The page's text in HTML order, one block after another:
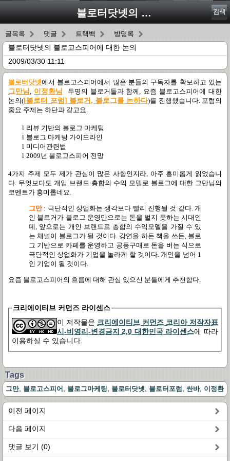
블로터닷넷의 블로고스피어에 대한 논의 검색
글목록 댓글 트랙백 방명록
블로터닷넷의 블로고스피어에 대한 논의
2009/03/30 11:11
블로터닷넷에서 블로고스피어에서 많은 분들의 구독자를 확보하고 있는
그만님, 이정환님 두명의 블로거들과 함께, 요즘 블로고스피어에 대한
논의([블로터 포럼] 블로거, 블로그를 논하다)를 진행했습니다. 포럼의
중요 주제는 하단과 같고요.
l 리뷰 기반의 블로그 마케팅
l 블로그 마케팅 가이드라인
l 미디어관련법
l 2009년 블로고스피어 전망
4가지 주제 모두 제가 관심이 많은 사항인지라, 아주 흥미롭게 읽었습니
다. 무엇보다도 개입 브랜드 총합의 수익 모델로 블로그에 대한 그만님의
코멘트가 흥미롭네요.
그만: 극단적인 상업화는 생각보다 빨리 진행될 것 같다.개
인 블로거가 블로그 운영만으로는 돈을 벌지 못하는 시대인
데, 앞으로는 개인 브랜드로 총합의 수익모델을 가질 수 있
는 채널이 블로그가 될 것이다. 강연을 하든 책을 쓰든, 블로
그 기반으로 카페를 운영하고 공동구매로 돈을 버는 식으로
극단적인 상업화가 기업을 놀라게 할 것이다.개인을 넘어 1
인 기업이 될 것이다.
요즘 블로고스피어의 흐름에 대해 관심 있으신 분들에게 추천함다.
크리에이티브 커먼즈 라이센스
이 저작물은 크리에이티브 커먼즈 코리아 저작자표
시-비영리-변경금지 2.0 대한민국 라이센스에 따라
이용하실 수 있습니다.
Tags
그만, 블로고스피어 블로그마케팅 블로터닷넷 블로터포럼 싼바, 이정환
이전 페이지
다음 페이지
댓글 보기 (0)